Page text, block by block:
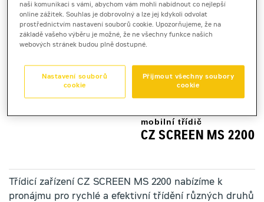
23 a více dnů
2 280 Kč bez DPH
2 758 Kč s DPH
Kauce
20 000 Kč
mobilní třídič
CZ SCREEN MS 2200
Třídicí zařízení CZ SCREEN MS 2200 nabízíme k
pronájmu pro rychlé a efektivní třídění různých druhů
naši komunikaci s vámi, abychom vám mohli nabídnout co nejlepší
online zážitek. Souhlas je dobrovolný a lze jej kdykoli odvolat
prostřednictvím nastavení souborů cookie. Upozorňujeme, že na
základě vašeho výběru je možné, že ne všechny funkce našich
webových stránek budou plně dostupné.
Přijmout všechny soubory
cookie
Nastavení souborů
cookie